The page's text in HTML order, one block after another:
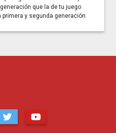
que la de tu juego
primera y segunda generación.